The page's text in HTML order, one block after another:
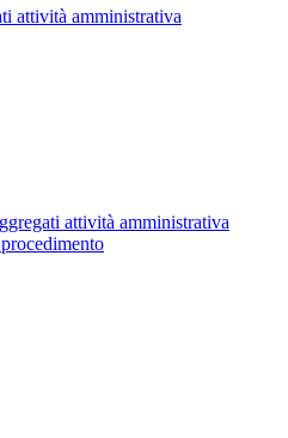
attività amministrativa
attività amministrativa